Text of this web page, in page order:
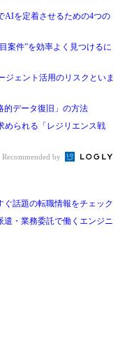
AIを定着させるための4つの
案件”を効率よく見つけるに
ェント活用のリスクといま
的データ復旧」の方法
められる「レジリエンス戦
Recommended by
ぐ話題の転職情報をチェック
遣・業務委託で働くエンジニ